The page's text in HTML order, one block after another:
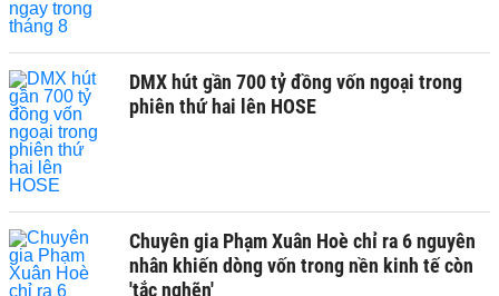
DMX hút gần 700 tỷ đồng vốn ngoại trong
phiên thứ hai lên HOSE
Chuyên gia Phạm Xuân Hoè chỉ ra 6 nguyên
nhân khiến dòng vốn trong nền kinh tế còn
'tắc nghẽn'